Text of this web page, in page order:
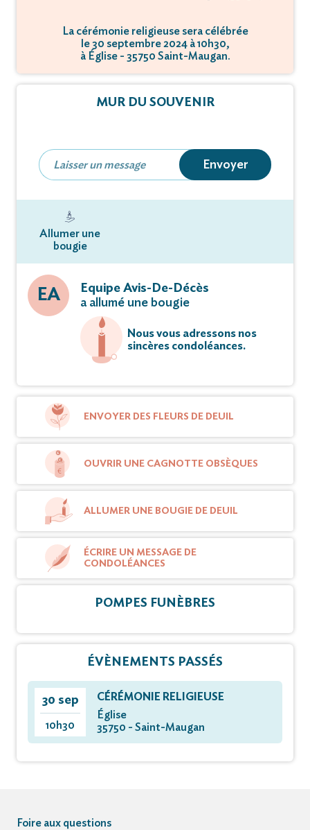
La cérémonie religieuse sera célébrée
le 30 septembre 2024 à 10h30,
à Église - 35750 Saint-Maugan.
MUR DU SOUVENIR
Envoyer
Allumer une
bougie
EA
Equipe Avis-De-Décès
a allumé une bougie
Nous vous adressons nos
sincères condoléances.
ENVOYER DES FLEURS DE DEUIL
OUVRIR UNE CAGNOTTE OBSÈQUES
ALLUMER UNE BOUGIE DE DEUIL
ÉCRIRE UN MESSAGE DE
CONDOLÉANCES
POMPES FUNÈBRES
ÉVÈNEMENTS PASSÉS
30 sep
10h30
CÉRÉMONIE RELIGIEUSE
Église
35750 - Saint-Maugan
Foire aux questions